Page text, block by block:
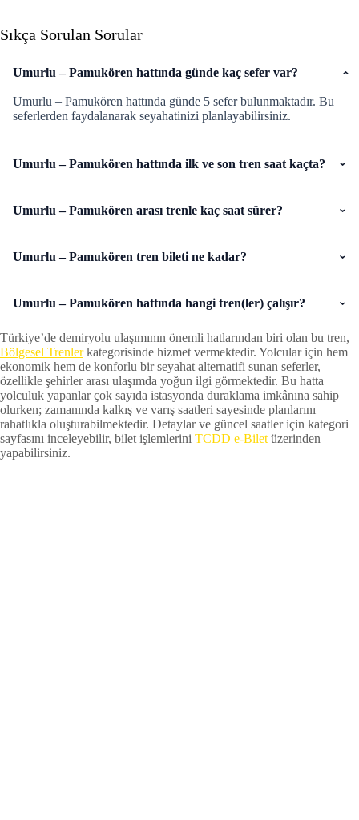
Sıkça Sorulan Sorular
Umurlu – Pamukören hattında günde kaç sefer var?
Umurlu – Pamukören hattında günde 5 sefer bulunmaktadır. Bu
seferlerden faydalanarak seyahatinizi planlayabilirsiniz.
Umurlu – Pamukören hattında ilk ve son tren saat kaçta?
Umurlu – Pamukören arası trenle kaç saat sürer?
Umurlu – Pamukören tren bileti ne kadar?
Umurlu – Pamukören hattında hangi tren(ler) çalışır?
Türkiye’de demiryolu ulaşımının önemli hatlarından biri olan bu tren,
Bölgesel Trenlerkategorisinde hizmet vermektedir. Yolcular için hem
ekonomik hem de konforlu bir seyahat alternatifi sunan seferler,
özellikle şehirler arası ulaşımda yoğun ilgi görmektedir. Bu hatta
yolculuk yapanlar çok sayıda istasyonda duraklama imkânına sahip
olurken; zamanında kalkış ve varış saatleri sayesinde planlarını
rahatlıkla oluşturabilmektedir. Detaylar ve güncel saatler için kategori
sayfasını inceleyebilir, bilet işlemlerini TCDD e-Bilet üzerinden
yapabilirsiniz.